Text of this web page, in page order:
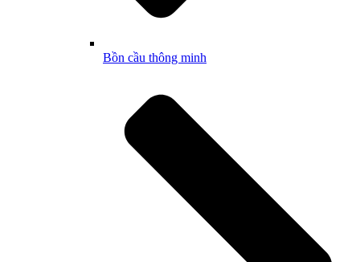
Bồn cầu thông minh